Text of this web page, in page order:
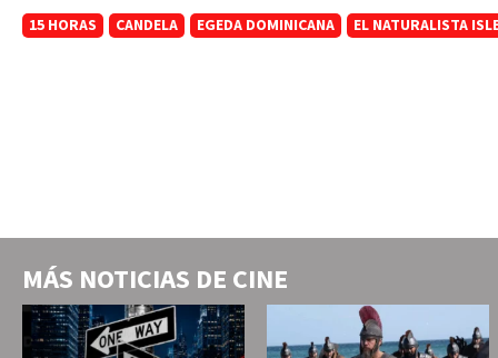
15 HORAS CANDELA EGEDA DOMINICANA EL NATURALISTA
MÁS NOTICIAS DE CINE